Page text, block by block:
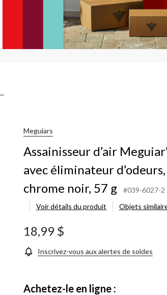
Meguiars
Assainisseur d’air
avec éliminateur
chrome noir, 57 g
#039-6027-2
Voir détails du produit
Objets
18,99 $
Inscrivez-vous aux alertes de soldes
Achetez-le en ligne :